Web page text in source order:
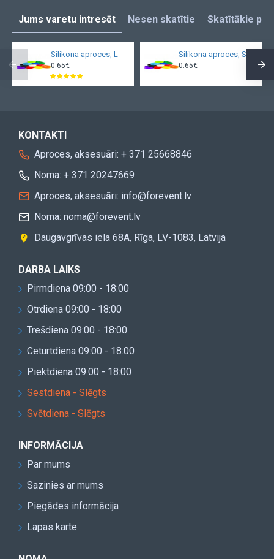
Jums varetu intresēt Nesen skatītie Skatītākie
Silikona aproces, L
0.65€
Silikona aproces, S
0.65€
KONTAKTI
Aproces, aksesuāri: + 371 25668846
Noma: + 371 20247669
Aproces, aksesuāri: info@forevent.lv
Noma: noma@forevent.lv
Daugavgrīvas iela 68A, Rīga, LV-1083, Latvija
DARBA LAIKS
Pirmdiena 09:00 - 18:00
Otrdiena 09:00 - 18:00
Trešdiena 09:00 - 18:00
Ceturtdiena 09:00 - 18:00
Piektdiena 09:00 - 18:00
Sestdiena - Slēgts
Svētdiena - Slēgts
INFORMĀCIJA
Par mums
Sazinies ar mums
Piegādes informācija
Lapas karte